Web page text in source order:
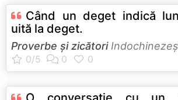
Când un deget indică
uită la deget.
Proverbe și zicători